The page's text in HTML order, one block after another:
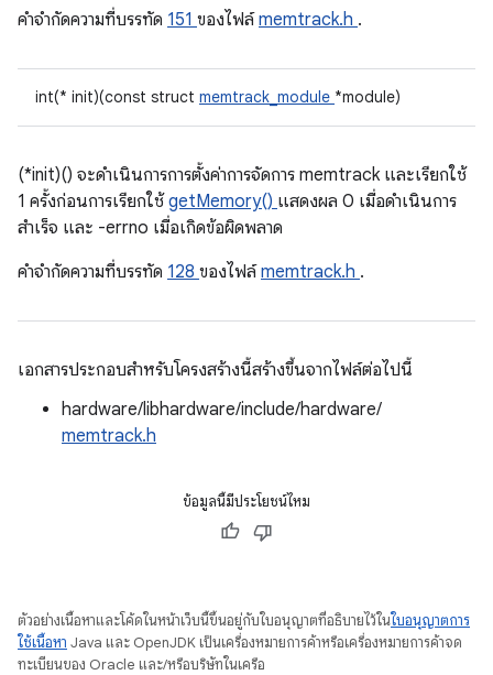
คําจํากัดความที่บรรทัด 151 ของไฟล์memtrack.h .
int(* init)(const struct memtrack_module *module)
(*init)() จะดําเนินการการตั้งค่าการจัดการ memtrack และเรียกใช้
1 ครั้งก่อนการเรียกใช้ getMemory() แสดงผล 0 เมื่อดำเนินการ
สำเร็จ และ -errno เมื่อเกิดข้อผิดพลาด
คําจํากัดความที่บรรทัด 128 ของไฟล์memtrack.h .
เอกสารประกอบสำหรับโครงสร้างนี้สร้างขึ้นจากไฟล์ต่อไปนี้
hardware/libhardware/include/hardware/
memtrack.h
ข้อมูลนี้มีประโยชน์ไหม
ตัวอย่างเนื้อหาและโค้ดในหน้าเว็บนี้ขึ้นอยู่กับใบอนุญาตที่อธิบายไว้ในใบอนุญาตการ
ใช้เนื้อหา Java และ OpenJDK เป็นเครื่องหมายการค้าหรือเครื่องหมายการค้าจด
ทะเบียนของ Oracle และ/หรือบริษัทในเครือ